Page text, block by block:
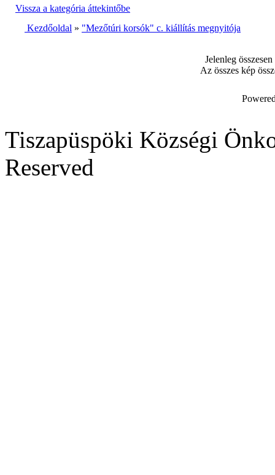
Vissza a kategória áttekintőbe
Kezdőoldal » "Mezőtúri korsók" c. kiállítás megnyitója
Jelenleg
Az összes kép
Tiszapüspöki Községi
Reserved